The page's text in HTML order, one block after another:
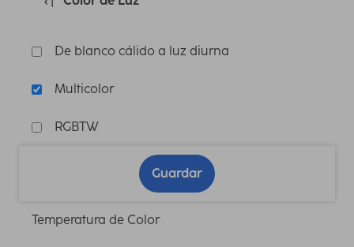
De blanco cálido a luz diurna
Multicolor
RGBTW
Guardar
Temperatura de Color